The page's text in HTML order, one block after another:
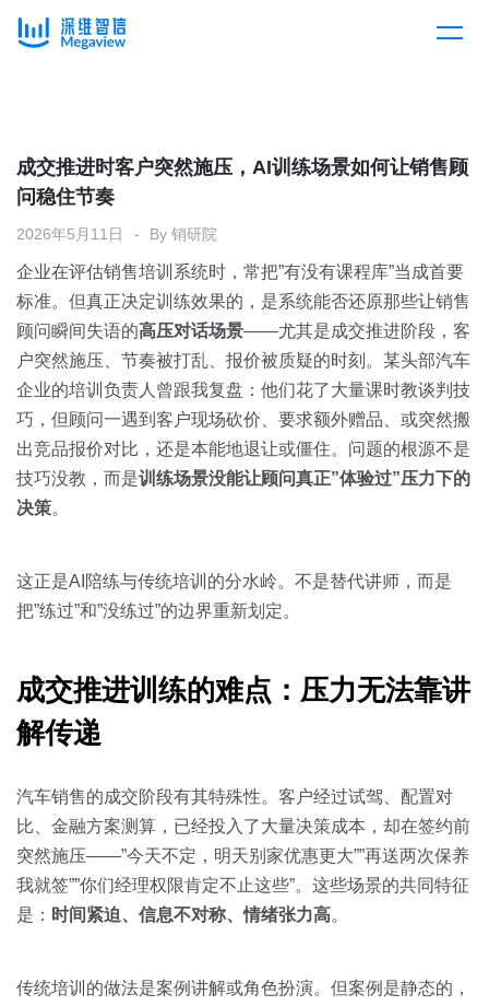
产品总览
产品集成
下载客户端
解决方案
按行业
企业服务
消费医疗
教育
汽车
按角色
销售人员
销售管理
按业务场景
交易跟进
培训辅导
客户案例
开放平台
定价
资源中心
资源中心
白皮书
关于我们
预约演示
成交推进时客户突然施压，AI训练场景如何让销售顾
问稳住节奏
2026年5月11日 By 销研院
企业在评估销售培训系统时，常把”有没有课程库”当成首要
标准。但真正决定训练效果的，是系统能否还原那些让销售
顾问瞬间失语的高压对话场景——尤其是成交推进阶段，客
户突然施压、节奏被打乱、报价被质疑的时刻。某头部汽车
企业的培训负责人曾跟我复盘：他们花了大量课时教谈判技
巧，但顾问一遇到客户现场砍价、要求额外赠品、或突然搬
出竞品报价对比，还是本能地退让或僵住。问题的根源不是
技巧没教，而是训练场景没能让顾问真正”体验过”压力下的
决策。
这正是AI陪练与传统培训的分水岭。不是替代讲师，而是
把”练过”和”没练过”的边界重新划定。
成交推进训练的难点：压力无法靠讲
解传递
汽车销售的成交阶段有其特殊性。客户经过试驾、配置对
比、金融方案测算，已经投入了大量决策成本，却在签约前
突然施压——”今天不定，明天别家优惠更大””再送两次保养
我就签””你们经理权限肯定不止这些”。这些场景的共同特征
是： 时间紧迫、信息不对称、情绪张力高。
传统培训的做法是案例讲解或角色扮演。但案例是静态的，